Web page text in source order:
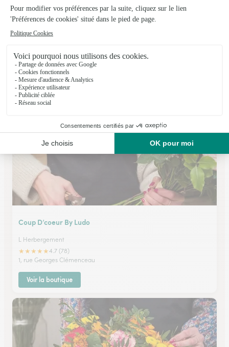
Jolie Rose
Vallet
★★★★★4.3 (107)
14 , boulevard d'Alcester
Coup D’coeur By Ludo
L Herbergement
★★★★★4.7 (78)
1, rue Georges Clémenceau
Voir la boutique